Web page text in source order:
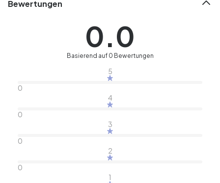
Bewertungen
0.0
Basierend auf 0 Bewertungen
5
0
4
0
3
0
2
0
1